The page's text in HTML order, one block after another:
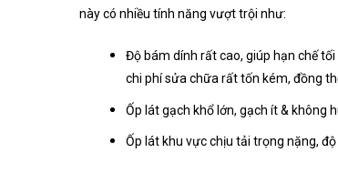
này có nhiều tính năng vượt trội như:
Độ bám dính rất cao, giúp hạn chế
chi phí sửa chữa rất tốn kém, đồng
Ốp lát gạch khổ lớn, gạch ít & không
Ốp lát khu vực chịu tải trọng nặng,